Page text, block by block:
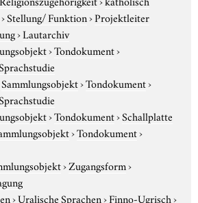
›Stellung/ Funktion›Projektleiter
›Lautarchiv
›Tondokument›
Sammlungsobjekt›Tondokument›
›Tondokument›Schallplatte
›Tondokument›
›Zugangsform›
›Uralische Sprachen›Finno-Ugrisch›